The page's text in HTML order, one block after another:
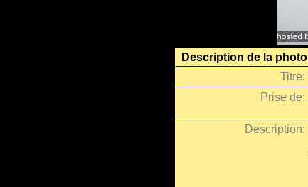
Description de la photo
Titre:
Prise de:
Description: